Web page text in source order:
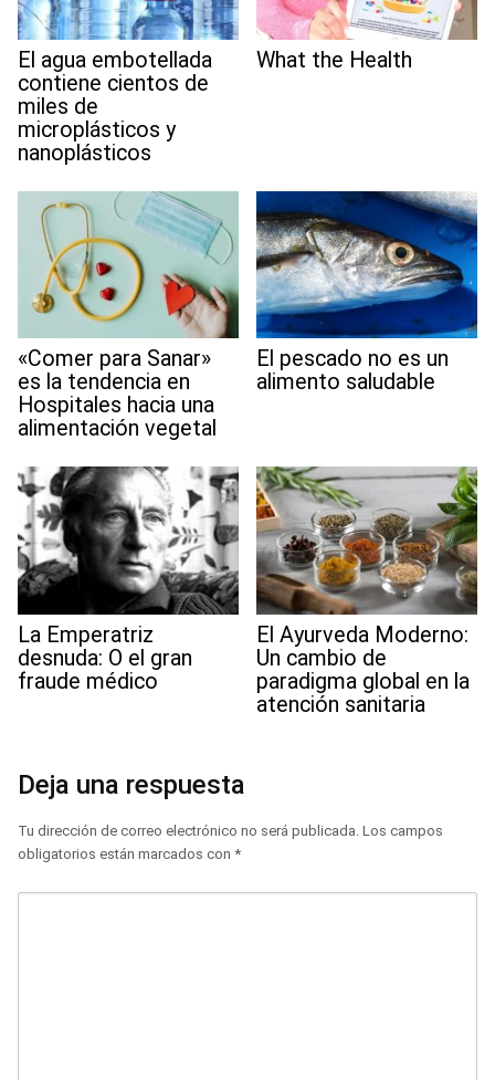
El agua embotellada
contiene cientos de
miles de
microplásticos y
nanoplásticos
What the Health
«Comer para Sanar»
es la tendencia en
Hospitales hacia una
alimentación vegetal
El pescado no es un
alimento saludable
La Emperatriz
desnuda: O el gran
fraude médico
El Ayurveda Moderno:
Un cambio de
paradigma global en la
atención sanitaria
Deja una respuesta
Tu dirección de correo electrónico no será publicada. Los campos
obligatorios están marcados con *